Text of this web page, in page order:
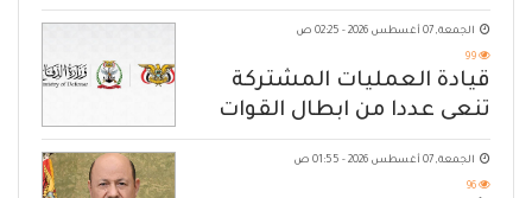
الجمعة, 07 أغسطس 2026 - 02:25 ص
99
قيادة العمليات المشتركة
تنعى عددا من ابطال القوات
المسلحة
الجمعة, 07 أغسطس 2026 - 01:55 ص
96